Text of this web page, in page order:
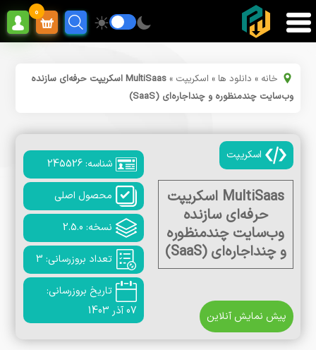
0
خانه » دانلود ها » اسکریپت »
MultiSaas اسکریپت حرفه‌ای سازنده
وب‌سایت چندمنظوره و چنداجاره‌ای (SaaS)
اسکریپت
MultiSaas اسکریپت
حرفه‌ای سازنده
وب‌سایت چندمنظوره
و چنداجاره‌ای (SaaS)
پیش نمایش آنلاین
شناسه: 245526
محصول اصلی
نسخه: 2.5.0
تعداد بروزرسانی: 3
تاریخ بروزرسانی:
07 آذر 1403